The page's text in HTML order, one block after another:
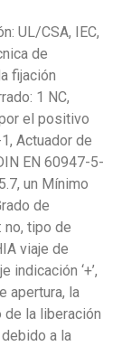
UL/CSA, IEC,
de
fijación
1 NC,
el positivo
Actuador de
EN 60947-5-
un Mínimo
de
no, tipo de
viaje de
indicación ‘+’,
apertura, la
la liberación
a la